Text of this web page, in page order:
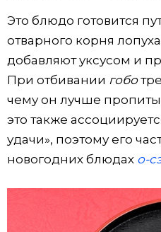
Это блюдо готовится
отварного корня
добавляют уксусом и
При отбивании гобо
чему он лучше
это также
удачи», поэтому его
новогодних блюдах о-